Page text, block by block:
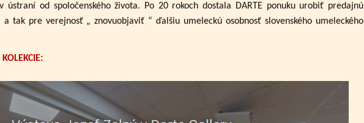
od spoločenského života. Po 20 rokoch dostala DARTE ponuku urobiť predajnú
tak pre verejnosť „ znovuobjaviť “ ďalšiu umeleckú osobnosť slovenského umeleckého